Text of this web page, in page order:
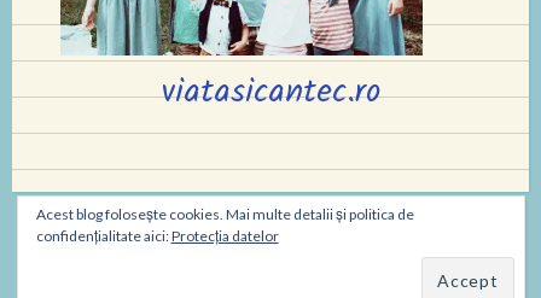
viatasicantec.ro
Acest blog folosește cookies. Mai multe detalii și politica de
confidențialitate aici:Protecția datelor